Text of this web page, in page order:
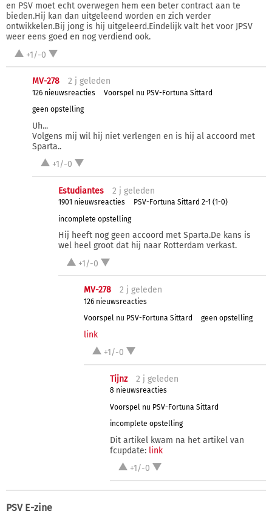
en PSV moet echt overwegen hem een beter contract aan te
bieden.Hij kan dan uitgeleend worden en zich verder
ontwikkelen.Bij jong is hij uitgeleerd.Eindelijk valt het voor JPSV
weer eens goed en nog verdiend ook.
+1/-0
MV-278 2 j geleden
126 nieuwsreacties
Voorspel nu PSV-Fortuna Sittard
geen opstelling
Uh...
Volgens mij wil hij niet verlengen en is hij al accoord met
Sparta..
+1/-0
Estudiantes 2 j geleden
1901 nieuwsreacties
PSV-Fortuna Sittard 2-1 (1-0)
incomplete opstelling
Hij heeft nog geen accoord met Sparta.De kans is
wel heel groot dat hij naar Rotterdam verkast.
+1/-0
MV-278 2 j geleden
126 nieuwsreacties
Voorspel nu PSV-Fortuna Sittard
geen opstelling
link
+1/-0
Tijnz 2 j geleden
8 nieuwsreacties
Voorspel nu PSV-Fortuna Sittard
incomplete opstelling
Dit artikel kwam na het artikel van
fcupdate: link
+1/-0
PSV E-zine